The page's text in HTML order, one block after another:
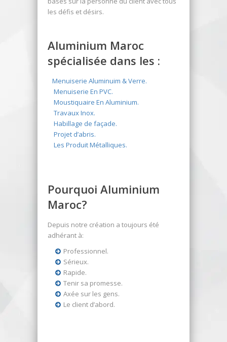
les défis et désirs.
Aluminium Maroc
spécialisée dans les :
Menuiserie Aluminuim & Verre.
Menuiserie En PVC.
Moustiquaire En Aluminium.
Travaux Inox.
Habillage de façade.
Projet d’abris.
Les Produit Métalliques.
Pourquoi Aluminium
Maroc?
Depuis notre création a toujours été
adhérant à:
Professionnel.
Sérieux.
Rapide.
Tenir sa promesse.
Axée sur les gens.
Le client d’abord.